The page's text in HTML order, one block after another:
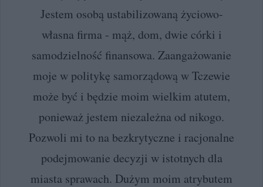
Jestem osobą ustabilizowaną życiowo-
własna firma - mąż, dom, dwie córki i
samodzielność finansowa. Zaangażowanie
moje w politykę samorządową w Tczewie
może być i będzie moim wielkim atutem,
ponieważ jestem niezależna od nikogo.
Pozwoli mi to na bezkrytyczne i racjonalne
podejmowanie decyzji w istotnych dla
miasta sprawach. Dużym moim atrybutem